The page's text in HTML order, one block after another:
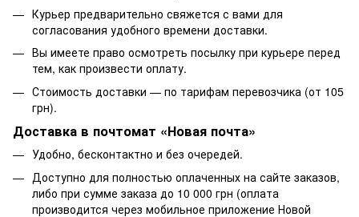
Курьер предварительно свяжется с вами для
согласования удобного времени доставки.
Вы имеете право осмотреть посылку при курьере перед
тем, как произвести оплату.
Стоимость доставки — по тарифам перевозчика (от 105
грн).
Доставка в почтомат «Новая почта»
Удобно, бесконтактно и без очередей.
Доступно для полностью оплаченных на сайте заказов,
либо при сумме заказа до 10 000 грн (оплата
производится через мобильное приложение Новой